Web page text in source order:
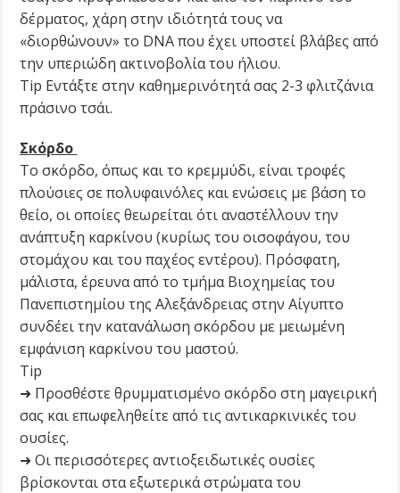
δέρματος, χάρη στην ιδιότητά τους να
«διορθώνουν» το DNA που έχει υποστεί βλάβες από
την υπεριώδη ακτινοβολία του ήλιου.
Tip Εντάξτε στην καθημερινότητά σας 2-3 φλιτζάνια
πράσινο τσάι.
Σκόρδο
Το σκόρδο, όπως και το κρεμμύδι, είναι τροφές
πλούσιες σε πολυφαινόλες και ενώσεις με βάση το
θείο, οι οποίες θεωρείται ότι αναστέλλουν την
ανάπτυξη καρκίνου (κυρίως του οισοφάγου, του
στομάχου και του παχέος εντέρου). Πρόσφατη,
μάλιστα, έρευνα από το τμήμα Βιοχημείας του
Πανεπιστημίου της Αλεξάνδρειας στην Αίγυπτο
συνδέει την κατανάλωση σκόρδου με μειωμένη
εμφάνιση καρκίνου του μαστού.
Tip
➜ Προσθέστε θρυμματισμένο σκόρδο στη μαγειρική
σας και επωφεληθείτε από τις αντικαρκινικές του
ουσίες.
➜ Οι περισσότερες αντιοξειδωτικές ουσίες
βρίσκονται στα εξωτερικά στρώματα του